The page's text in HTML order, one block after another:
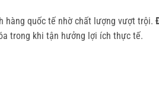
hàng quốc tế nhờ chất lượng vượt trội.
trong khi tận hưởng lợi ích thực tế.